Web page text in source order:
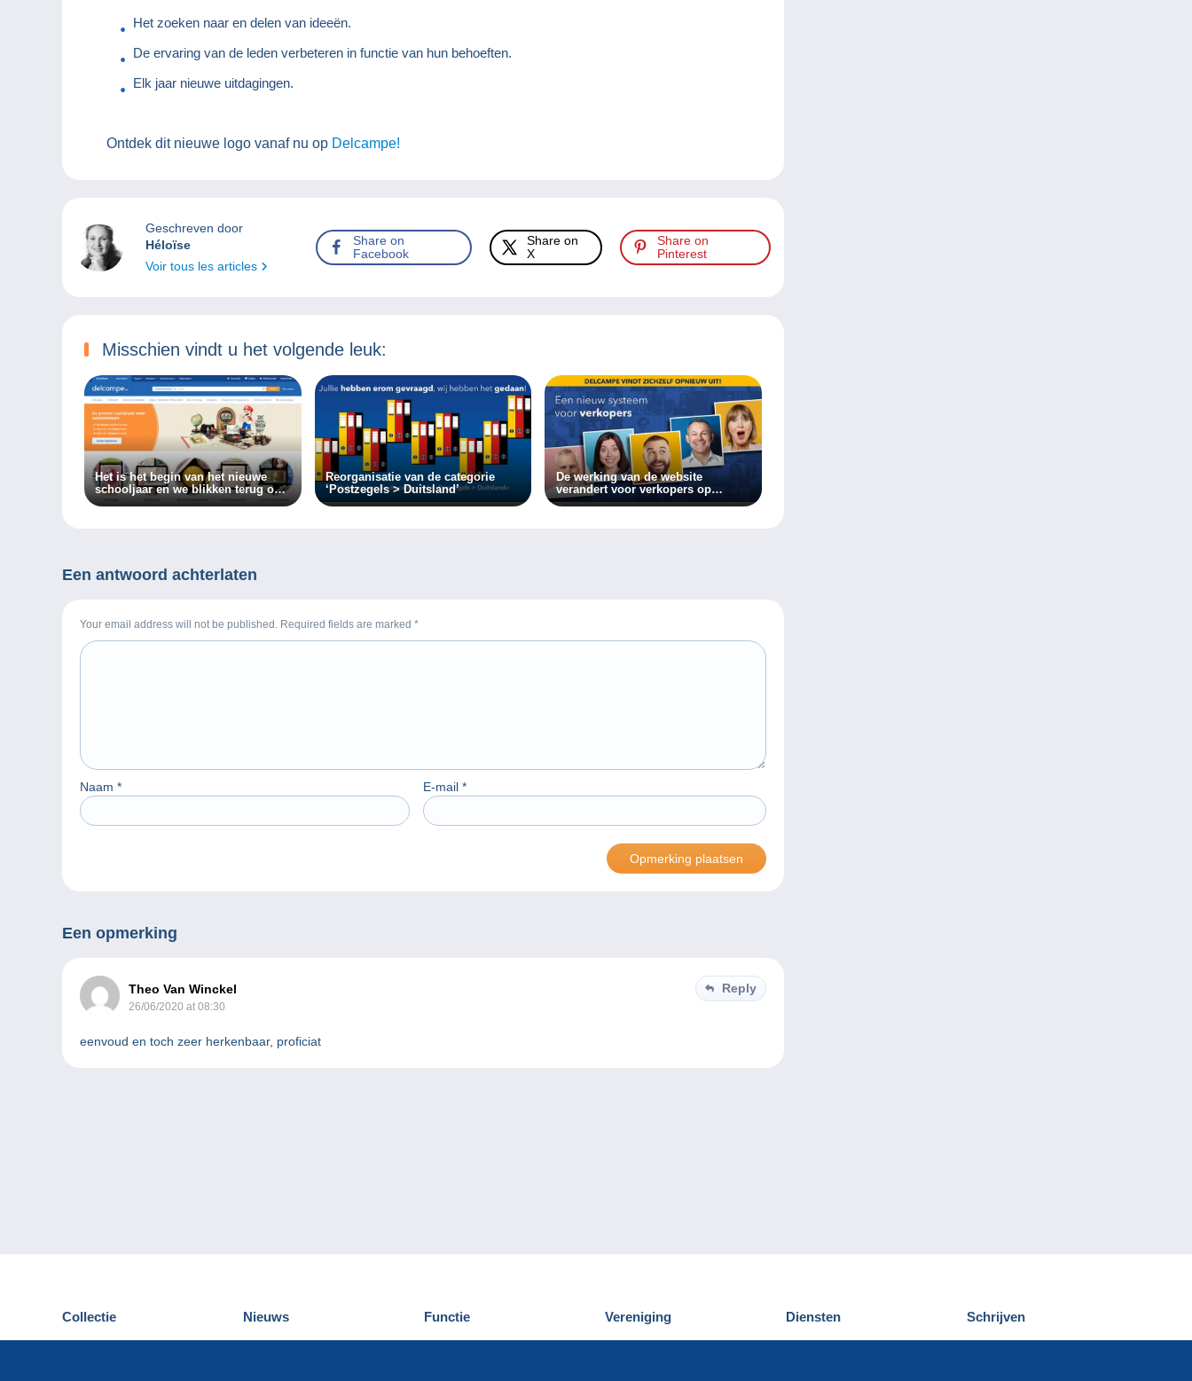
Het zoeken naar en delen van ideeën.
De ervaring van de leden verbeteren in functie van hun behoeften.
Elk jaar nieuwe uitdagingen.
Ontdek dit nieuwe logo vanaf nu op Delcampe!
Geschreven door
Héloïse
Voir tous les articles
Share on
Facebook
Share on
X
Share on
Pinterest
Misschien vindt u het volgende leuk:
Het is het begin van het nieuwe
schooljaar en we blikken terug op
de geweldige nieuwe functies van
Reorganisatie van de categorie
‘Postzegels > Duitsland’
De werking van de website
verandert voor verkopers op
Delcampe!
Een antwoord achterlaten
Your email address will not be published. Required fields are marked *
Naam * E-mail *
Een opmerking
Theo Van Winckel
26/06/2020 at 08:30
Reply
eenvoud en toch zeer herkenbaar, proficiat
Collectie
Postkaarten
Nieuws
Delcampe Evenementen
Functie
Nieuwigheden
Vereniging
Wie zijn wij
Diensten
Delcampe ontdekken
Schrijven